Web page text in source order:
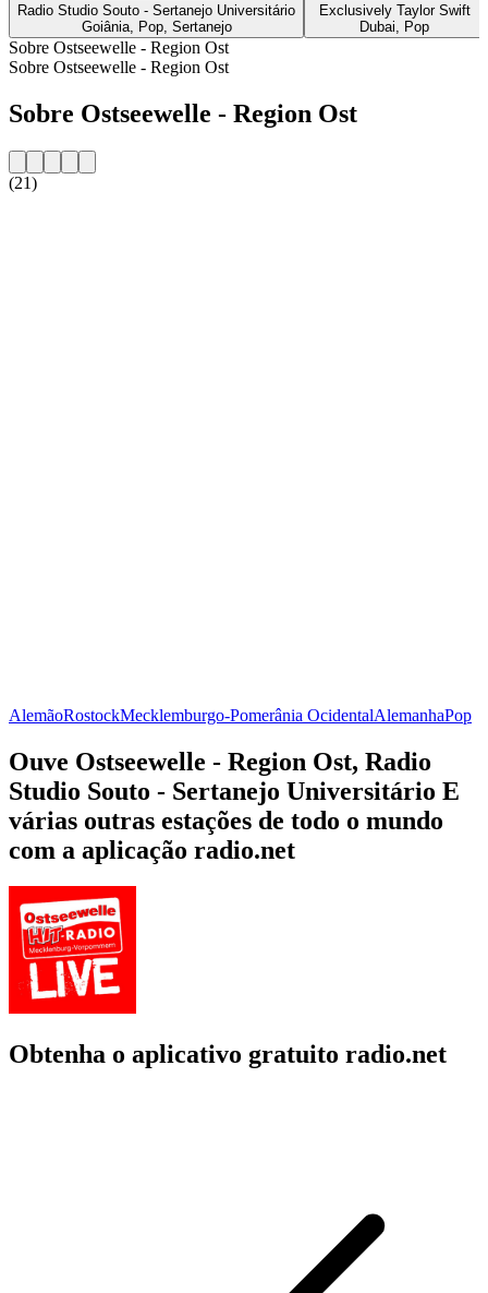
Radio Studio Souto - Sertanejo Universitário
Goiânia, Pop, Sertanejo
Exclusively Taylor Swift
Dubai, Pop
Sobre Ostseewelle - Region Ost
Sobre Ostseewelle - Region Ost
Sobre Ostseewelle - Region Ost
(21)
AlemãoRostockMecklemburgo-Pomerânia OcidentalAlemanhaPop
Ouve Ostseewelle - Region Ost, Radio
Studio Souto - Sertanejo Universitário E
várias outras estações de todo o mundo
com a aplicação radio.net
Obtenha o aplicativo gratuito radio.net